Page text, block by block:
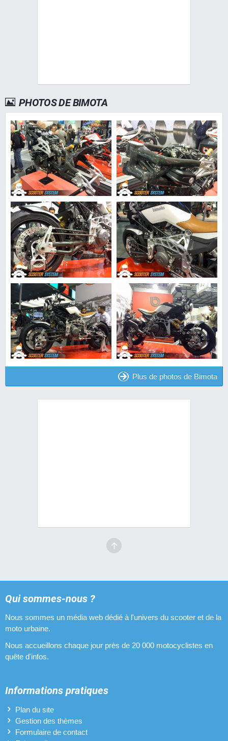
PHOTOS DE BIMOTA
Plus de photos de Bimota
Qui sommes-nous ?
Nous sommes un média web dédié à l'univers du scooter et de la
moto urbaine.
Nous accueillons chaque jour près de 20 000 motocyclistes en
quête d'infos.
Informations pratiques
Plan du site
Gestion des thèmes
Formulaire de contact